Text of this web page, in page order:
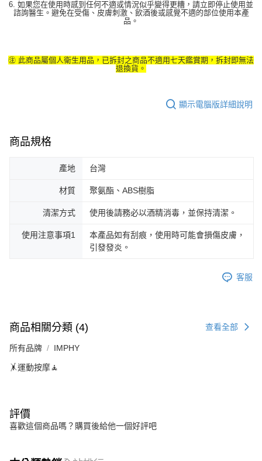
6. 如果您在使用時感到任何不適或情況似乎變得更糟，請立即停止使用並
諮詢醫生。避免在受傷、皮膚刺激、飲酒後或感覺不適的部位使用本產
品。
㊟ 此商品屬個人衛生用品，已拆封之商品不適用七天鑑賞期，拆封即無法
退換貨。
顯示電腦版詳細說明
商品規格
產地 台灣
材質 聚氨酯、ABS樹脂
清潔方式 使用後請務必以酒精消毒，並保持清潔。
使用注意事項1
本產品如有刮痕，使用時可能會損傷皮膚，
引發發炎。
客服
商品相關分類 (4) 查看全部
所有品牌 IMPHY
🤸運動按摩🧘
評價
喜歡這個商品嗎？購買後給他一個好評吧